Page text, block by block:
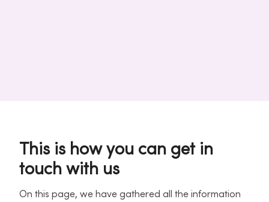
This is how you can get in
touch with us
On this page, we have gathered all the information